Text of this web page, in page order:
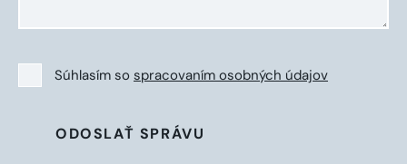
Súhlasím so spracovaním osobných údajov
ODOSLAŤ SPRÁVU